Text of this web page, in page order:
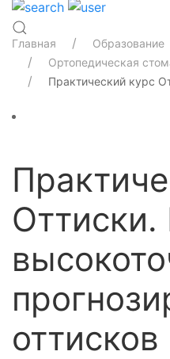
Главная
Образование
Ортопедическая
Практический курс
Оттиски.
оттисков